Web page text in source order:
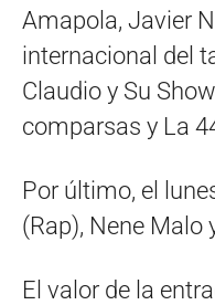
Amapola, Javier
internacional del
Claudio y Su
comparsas y La
Por último, el
(Rap), Nene Malo
El valor de la